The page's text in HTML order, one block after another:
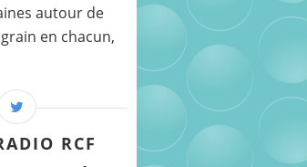
autour de
en chacun,
RCF